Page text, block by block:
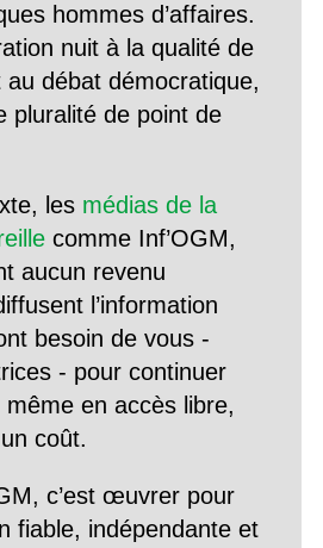
hommes d’affaires.
nuit à la qualité de
au débat démocratique,
pluralité de point de
les médias de la
comme Inf’OGM,
aucun revenu
l’information
besoin de vous -
- pour continuer
même en accès libre,
coût.
c’est œuvrer pour
fiable, indépendante et